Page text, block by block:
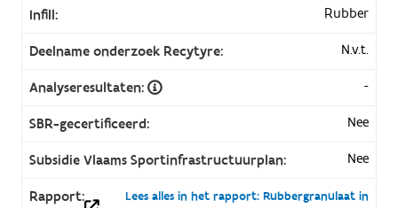
Infill: Rubber
Deelname onderzoek Recytyre: N.v.t.
Analyseresultaten: -
SBR-gecertificeerd: Nee
Subsidie Vlaams Sportinfrastructuurplan: Nee
Rapport:
Lees alles in het rapport: Rubbergranulaat in